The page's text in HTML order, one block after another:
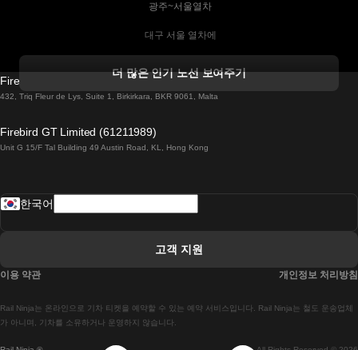
광주~서울열차
대구 서울 열차에
더블린에서 골웨이 열차
로마에서 나폴리 열차
마드리드-리스본 열차
더 많은 인기 노선 보여주기
Firebird GT Limited (OC 1451)
432, Triq Fleur de Lys, Suite 1, Birkirkara, BKR 9061, Malta
Firebird GT Limited (61211989)
Unit G 15/F Tal Building 49 Austin Road, KL, Hong Kong
Rail Ninja는 온라인으로 기차 티켓을 예약할 수 있는 예약 서비스입니다. Rail Ninja는 철도 운송업체
가 아니며, 기차를 소유하거나 운영하지 않습니다.
한국어
고객 지원
이용 약관 개인정보 처리방침